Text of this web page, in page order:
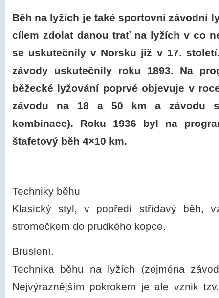
Běh na lyžích je také sportovní závodní
cílem zdolat danou trať na lyžích v co
se uskutečnily v Norsku již v 17.
závody uskutečnily roku 1893. Na
běžecké lyžování poprvé objevuje v
závodu na 18 a 50 km a závodu
kombinace). Roku 1936 byl na
štafetový běh 4×10 km.
Techniky běhu
Klasický styl, v popředí střídavý běh,
stromečkem do prudkého kopce.
Bruslení.
Technika běhu na lyžích (zejména
Nejvýraznějším pokrokem je ale vznik